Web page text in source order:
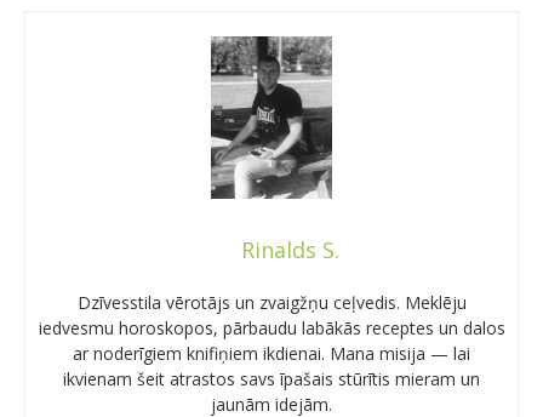
Rinalds S.
Dzīvesstila vērotājs un zvaigžņu ceļvedis. Meklēju
iedvesmu horoskopos, pārbaudu labākās receptes un dalos
ar noderīgiem knifiņiem ikdienai. Mana misija — lai
ikvienam šeit atrastos savs īpašais stūrītis mieram un
jaunām idejām.